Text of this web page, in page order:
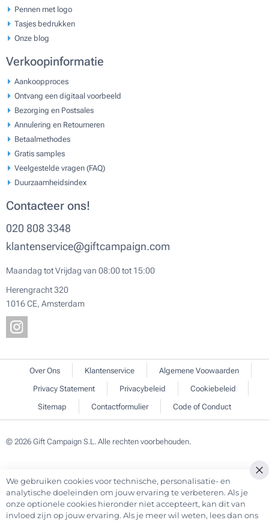
Pennen met logo
Tasjes bedrukken
Onze blog
Verkoopinformatie
Aankoopproces
Ontvang een digitaal voorbeeld
Bezorging en Postsales
Annulering en Retourneren
Betaalmethodes
Gratis samples
Veelgestelde vragen (FAQ)
Duurzaamheidsindex
Contacteer ons!
020 808 3348
klantenservice@giftcampaign.com
Maandag tot Vrijdag van 08:00 tot 15:00
Herengracht 320
1016 CE, Amsterdam
Over Ons Klantenservice
Algemene Voowaarden
Privacy Statement
Privacybeleid
Cookiebeleid
Sitemap
Contactformulier Code of Conduct
© 2026 Gift Campaign S.L. Alle rechten voorbehouden.
We gebruiken cookies voor technische, personalisatie- en
analytische doeleinden om jouw ervaring te verbeteren. Als je
onze optionele cookies hieronder niet accepteert, kan dit van
invloed zijn op jouw ervaring. Als je meer wil weten, lees dan ons